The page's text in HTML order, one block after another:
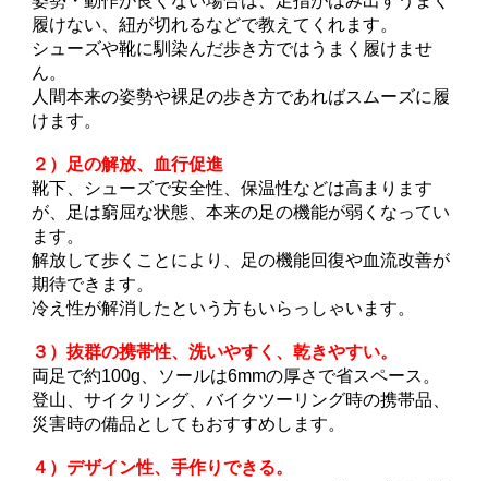
履けない、紐が切れるなどで教えてくれます。
シューズや靴に馴染んだ歩き方ではうまく履けませ
ん。
人間本来の姿勢や裸足の歩き方であればスムーズに履
けます。
２）足の解放、血行促進
靴下、シューズで安全性、保温性などは高まります
が、足は窮屈な状態、本来の足の機能が弱くなってい
ます。
解放して歩くことにより、足の機能回復や血流改善が
期待できます。
冷え性が解消したという方もいらっしゃいます。
３）抜群の携帯性、洗いやすく、乾きやすい。
両足で約100g、ソールは6mmの厚さで省スペース。
登山、サイクリング、バイクツーリング時の携帯品、
災害時の備品としてもおすすめします。
４）デザイン性、手作りできる。